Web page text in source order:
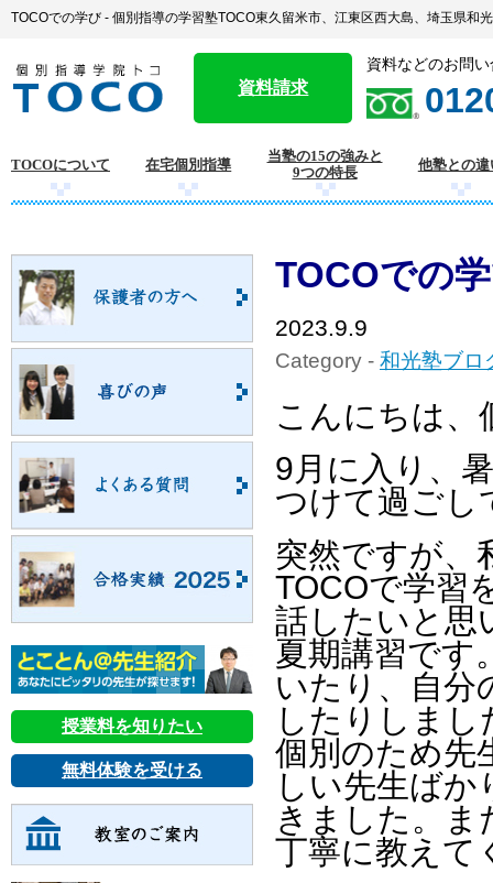
TOCOでの学び - 個別指導の学習塾TOCO東久留米市、江東区西大島、埼玉県和
資料請求
資料などのお問
TOCOについて 在宅個別指導
当塾の15の強みと
9つの特長
他塾との違
TOCOでの
2023.9.9
Category - 和光塾ブロ
こんにちは、
9月に入り、
つけて過ごし
突然ですが、
TOCOで学習
話したいと思
夏期講習です
いたり、自分
したりしま
個別のため先
しい先生ば
きました。ま
丁寧に教えて
授業料を知りたい
無料体験を受ける